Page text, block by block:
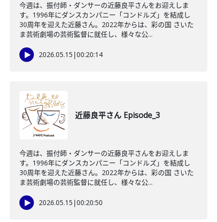
今週は、振付師・ダンサーの近藤良平さんをお迎えしま
す。1996年にダンスカンパニー「コンドルズ」を結成し
30周年を迎えた近藤さん。2022年からは、彩の国 さいた
ま芸術劇場の芸術監督に就任し、様々な公...
2026.05.15 |00:20:14
近藤良平さん Episode_3
今週は、振付師・ダンサーの近藤良平さんをお迎えしま
す。1996年にダンスカンパニー「コンドルズ」を結成し
30周年を迎えた近藤さん。2022年からは、彩の国 さいた
ま芸術劇場の芸術監督に就任し、様々な公...
2026.05.15 |00:20:50